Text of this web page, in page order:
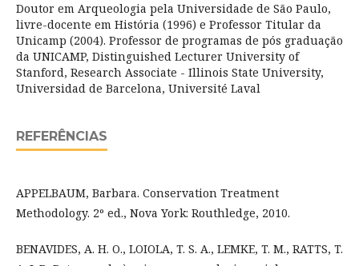
Doutor em Arqueologia pela Universidade de São Paulo,
livre-docente em História (1996) e Professor Titular da
Unicamp (2004). Professor de programas de pós graduação
da UNICAMP, Distinguished Lecturer University of
Stanford, Research Associate - Illinois State University,
Universidad de Barcelona, Université Laval
REFERÊNCIAS
APPELBAUM, Barbara. Conservation Treatment
Methodology. 2º ed., Nova York: Routhledge, 2010.
BENAVIDES, A. H. O., LOIOLA, T. S. A., LEMKE, T. M., RATTS, T.